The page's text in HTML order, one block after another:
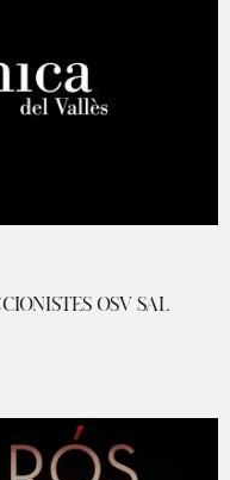
OSV SAL